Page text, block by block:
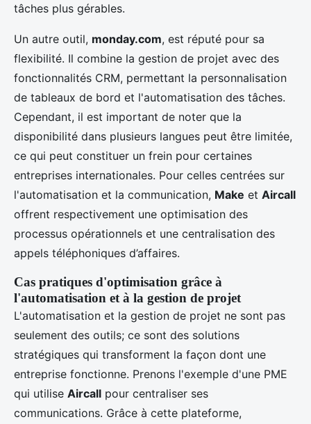
tâches plus gérables.
Un autre outil, monday.com, est réputé pour sa
flexibilité. Il combine la gestion de projet avec des
fonctionnalités CRM, permettant la personnalisation
de tableaux de bord et l'automatisation des tâches.
Cependant, il est important de noter que la
disponibilité dans plusieurs langues peut être limitée,
ce qui peut constituer un frein pour certaines
entreprises internationales. Pour celles centrées sur
l'automatisation et la communication, Make et Aircall
offrent respectivement une optimisation des
processus opérationnels et une centralisation des
appels téléphoniques d’affaires.
Cas pratiques d'optimisation grâce à
l'automatisation et à la gestion de projet
L'automatisation et la gestion de projet ne sont pas
seulement des outils; ce sont des solutions
stratégiques qui transforment la façon dont une
entreprise fonctionne. Prenons l'exemple d'une PME
qui utilise Aircall pour centraliser ses
communications. Grâce à cette plateforme,